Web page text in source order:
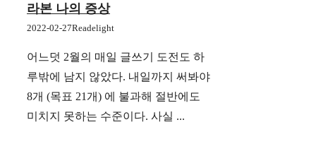
라본 나의 증상
2022-02-27Readelight
어느덧 2월의 매일 글쓰기 도전도 하
루밖에 남지 않았다. 내일까지 써봐야
8개 (목표 21개) 에 불과해 절반에도
미치지 못하는 수준이다. 사실 ...